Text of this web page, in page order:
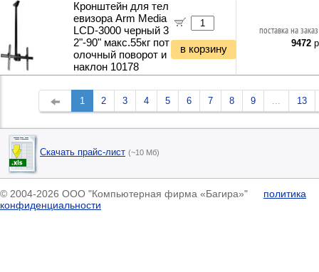
Кронштейн для тел
евизора Arm Media
LCD-3000 черный 3
2"-90" макс.55кг пот
олочный поворот и
наклон 10178
в корзину
поставка на
9472
1 2 3 4 5 6 7 8 9 ... 13
Скачать прайс-лист (~10 Мб)
© 2004-2026 ООО "Компьютерная фирма «Багира»" политика
конфиденциальности